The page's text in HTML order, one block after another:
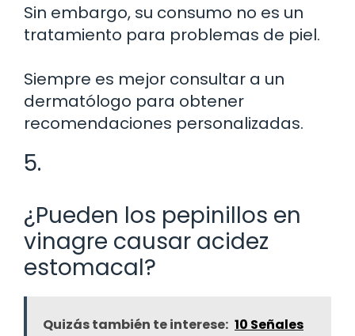
Sin embargo, su consumo no es un
tratamiento para problemas de piel.
Siempre es mejor consultar a un
dermatólogo para obtener
recomendaciones personalizadas.
5.
¿Pueden los pepinillos en
vinagre causar acidez
estomacal?
Quizás también te interese: 10 Señales